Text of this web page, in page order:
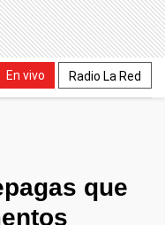
En vivo Radio La Red
que